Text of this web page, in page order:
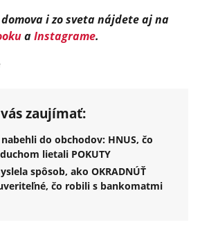
i zo sveta nájdete aj na
aInstagrame.
zaujímať:
do obchodov: HNUS, čo
lietali POKUTY
spôsob, ako OKRADNÚŤ
čo robili s bankomatmi